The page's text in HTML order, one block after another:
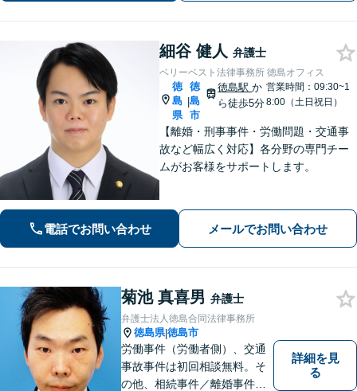
細谷 健人 弁護士
ベリーベスト法律事務所 徳島オフィス
徳
島
県
|
徳
島
市
徳島駅か
ら徒歩5分
営業時間：09:30~1
8:00（土日祝日）
【離婚・刑事事件・労働問題・交通事
故など幅広く対応】各分野の専門チー
ムがお客様をサポートします。
電話でお問い合わせ メールでお問い合わせ
菊池 真喜男 弁護士
弁護士法人徳島合同法律事務所
徳島県|徳島市
労働事件（労働者側）、交通
事故事件は初回相談無料。そ
の他、相続事件／離婚事件／
詳細を見
る